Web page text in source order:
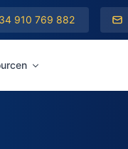
910 769 882